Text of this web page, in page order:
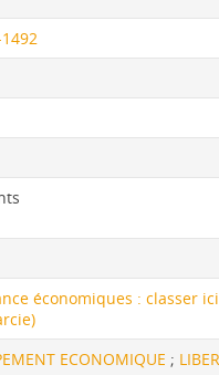
économiques : classer
ECONOMIQUE ;